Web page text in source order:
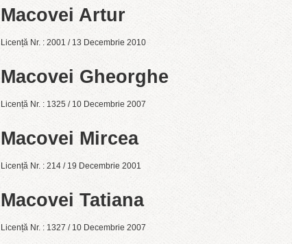
Macovei Artur
Licență Nr. : 2001 / 13 Decembrie 2010
Macovei Gheorghe
Licență Nr. : 1325 / 10 Decembrie 2007
Macovei Mircea
Licență Nr. : 214 / 19 Decembrie 2001
Macovei Tatiana
Licență Nr. : 1327 / 10 Decembrie 2007